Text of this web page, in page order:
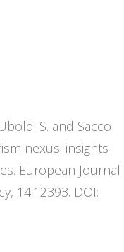
S. and Sacco
nexus: insights
European Journal
14:12393. DOI: